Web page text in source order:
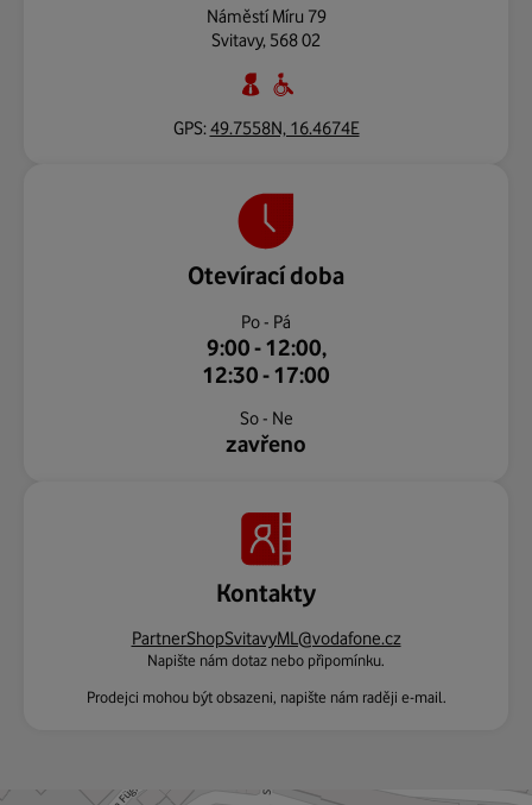
Náměstí Míru 79
Svitavy, 568 02
GPS:49.7558N, 16.4674E
Otevírací doba
Po - Pá
9:00 - 12:00,
12:30 - 17:00
So - Ne
zavřeno
Kontakty
PartnerShopSvitavyML@vodafone.cz
Napište nám dotaz nebo připomínku.
Prodejci mohou být obsazeni, napište nám raději e-mail.